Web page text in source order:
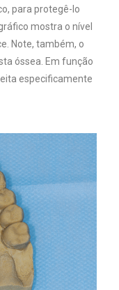
para protegê-lo
mostra o nível
Note, também, o
óssea. Em função
especificamente